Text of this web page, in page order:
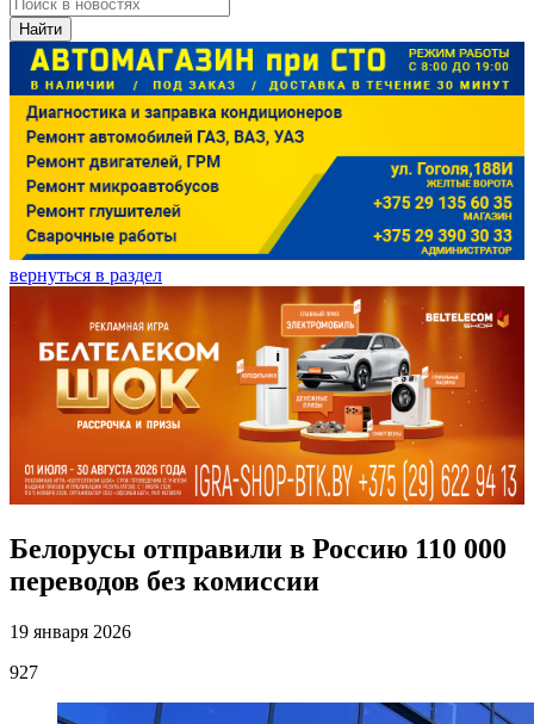
Найти
вернуться в раздел
Белорусы отправили в Россию 110 000
переводов без комиссии
19 января 2026
927